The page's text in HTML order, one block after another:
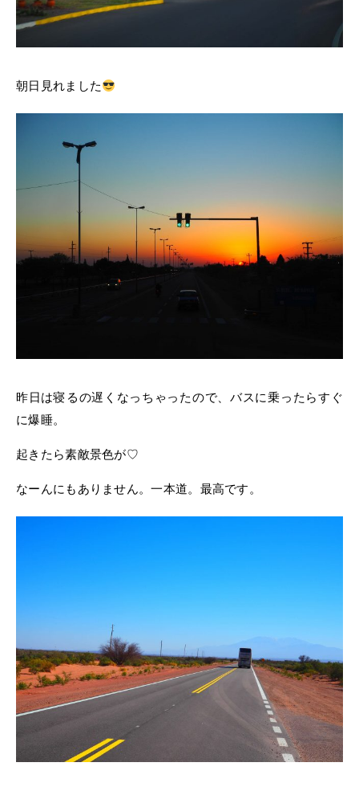
朝日見れました
昨日は寝るの遅くなっちゃったので、バスに乗ったらすぐ
に爆睡。
起きたら素敵景色が♡
なーんにもありません。一本道。最高です。